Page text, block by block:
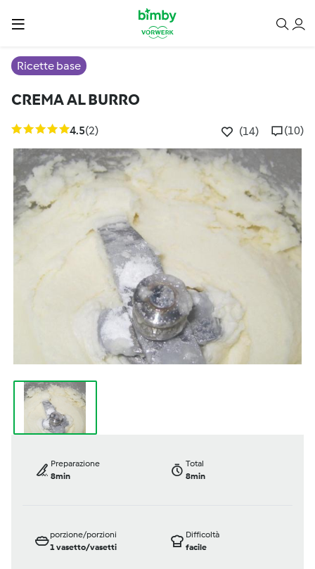
Ricette base
CREMA AL BURRO
4.5(2) (14) (10)
Preparazione
8min
Total
8min
porzione/porzioni
1vasetto/vasetti
Difficoltà
facile